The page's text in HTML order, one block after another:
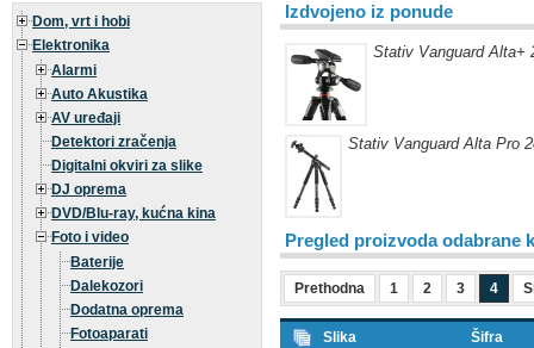
Dom, vrt i hobi
Elektronika
Alarmi
Auto Akustika
AV uređaji
Detektori zračenja
Digitalni okviri za slike
DJ oprema
DVD/Blu-ray, kućna kina
Foto i video
Baterije
Dalekozori
Dodatna oprema
Fotoaparati
Izdvojeno iz ponude
Stativ Vanguard Alta+
Stativ Vanguard Alta Pro
Pregled proizvoda odabrane
Prethodna 1 2 3 4
Slika Šifra